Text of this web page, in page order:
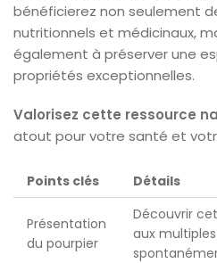
bénéficierez non seulement
nutritionnels et médicinaux,
également à préserver une
propriétés exceptionnelles.
Valorisez cette ressource
atout pour votre santé et
Points clés Détails
Présentation
du pourpier
Découvrir
aux